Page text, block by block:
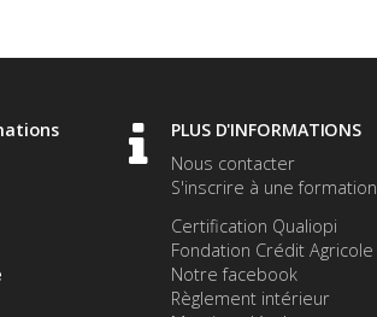
PLUS D'INFORMATIONS
Nous contacter
S'inscrire à une formation
Certification Qualiopi
Fondation Crédit Agricole
Notre facebook
Règlement intérieur